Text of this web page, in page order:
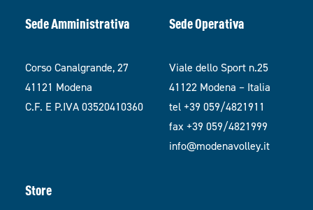
Sede Amministrativa
Corso Canalgrande, 27
41121 Modena
C.F. E P.IVA 03520410360
Sede Operativa
Viale dello Sport n.25
41122 Modena – Italia
tel +39 059/4821911
fax +39 059/4821999
info@modenavolley.it
Store